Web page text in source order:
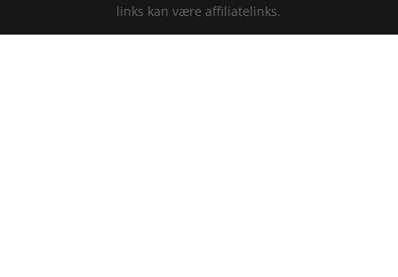
links kan være affiliatelinks.